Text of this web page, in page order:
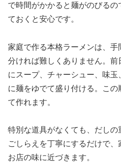
で時間がかかると麺がのびる
ておくと安心です。
家庭で作る本格ラーメンは、
分ければ難しくありません。前
にスープ、チャーシュー、味
に麺をゆでて盛り付ける。こ
て作れます。
特別な道具がなくても、だし
ごしらえを丁寧にするだけで
お店の味に近づきます。